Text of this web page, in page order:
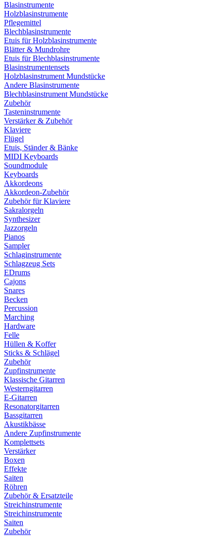
Blasinstrumente
Holzblasinstrumente
Pflegemittel
Blechblasinstrumente
Etuis für Holzblasinstrumente
Blätter & Mundrohre
Etuis für Blechblasinstrumente
Blasinstrumentensets
Holzblasinstrument Mundstücke
Andere Blasinstrumente
Blechblasinstrument Mundstücke
Zubehör
Tasteninstrumente
Verstärker & Zubehör
Klaviere
Flügel
Etuis, Ständer & Bänke
MIDI Keyboards
Soundmodule
Keyboards
Akkordeons
Akkordeon-Zubehör
Zubehör für Klaviere
Sakralorgeln
Synthesizer
Jazzorgeln
Pianos
Sampler
Schlaginstrumente
Schlagzeug Sets
EDrums
Cajons
Snares
Becken
Percussion
Marching
Hardware
Felle
Hüllen & Koffer
Sticks & Schlägel
Zubehör
Zupfinstrumente
Klassische Gitarren
Westerngitarren
E-Gitarren
Resonatorgitarren
Bassgitarren
Akustikbässe
Andere Zupfinstrumente
Komplettsets
Verstärker
Boxen
Effekte
Saiten
Röhren
Zubehör & Ersatzteile
Streichinstrumente
Streichinstrumente
Saiten
Zubehör